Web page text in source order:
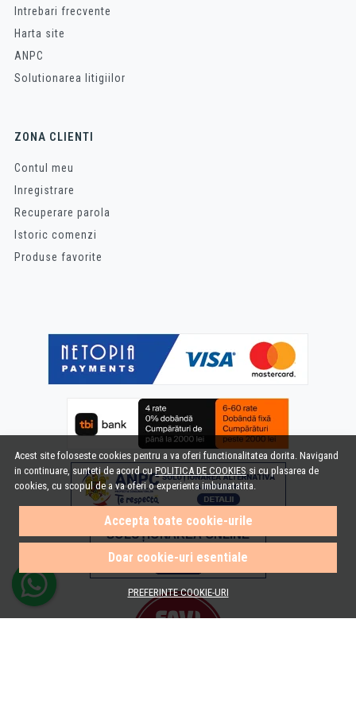
Acest site foloseste cookies pentru a va oferi functionalitatea dorita. Navigand
in continuare, sunteti de acord cuPOLITICA DE COOKIES si cu plasarea de
cookies, cu scopul de a va oferi o experienta imbunatatita.
Accepta toate cookie-urile
Doar cookie-uri esentiale
PREFERINTE COOKIE-URI
Intrebari frecvente
Harta site
ANPC
Solutionarea litigiilor
ZONA CLIENTI
Contul meu
Inregistrare
Recuperare parola
Istoric comenzi
Produse favorite